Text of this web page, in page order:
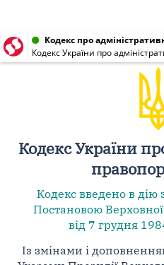
Кодекс України про